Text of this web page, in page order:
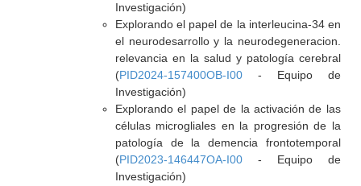
Investigación)
Explorando el papel de la interleucina-34 en
el neurodesarrollo y la neurodegeneracion.
relevancia en la salud y patología cerebral
(PID2024-157400OB-I00- Equipo de
Investigación)
Explorando el papel de la activación de las
células microgliales en la progresión de la
patología de la demencia frontotemporal
(PID2023-146447OA-I00- Equipo de
Investigación)